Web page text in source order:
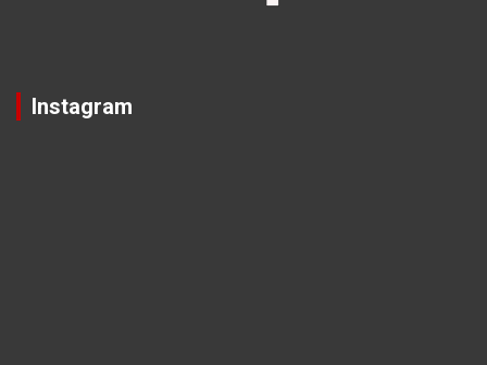
Instagram